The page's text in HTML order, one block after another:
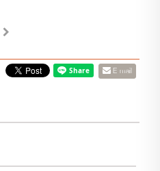
E-mail